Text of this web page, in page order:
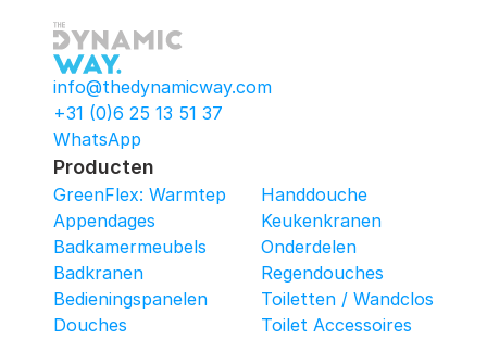
info@thedynamicway.com
+31 (0)6 25 13 51 37
WhatsApp
Producten
GreenFlex: Warmtepomop-Box
Appendages
Badkamermeubels
Badkranen
Bedieningspanelen
Douches
Handdouche
Keukenkranen
Onderdelen
Regendouches
Toiletten / Wandcloset
Toilet Accessoires